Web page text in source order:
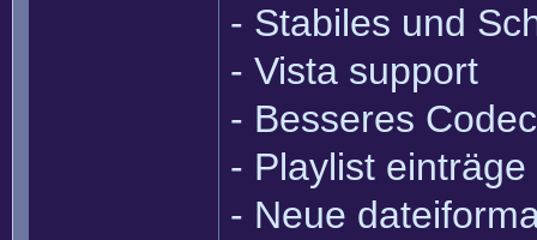
- Stabiles und
- Vista support
- Besseres
- Playlist
- Neue